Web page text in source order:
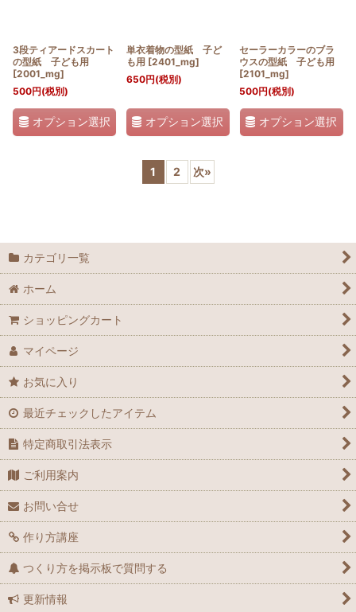
3段ティアードスカート
の型紙 子ども用
[2001_mg]
500円(税別)
オプション選択
単衣着物の型紙 子ど
も用 [2401_mg]
650円(税別)
オプション選択
セーラーカラーのブラ
ウスの型紙 子ども用
[2101_mg]
500円(税別)
オプション選択
1 2 次»
カテゴリ一覧
ホーム
ショッピングカート
マイページ
お気に入り
最近チェックしたアイテム
特定商取引法表示
ご利用案内
お問い合せ
作り方講座
つくり方を掲示板で質問する
更新情報